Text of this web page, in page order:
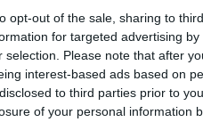
opt-out of the sale, sharing to
for targeted advertising
selection. Please note that after
interest-based ads based on
to third parties prior to
of your personal information